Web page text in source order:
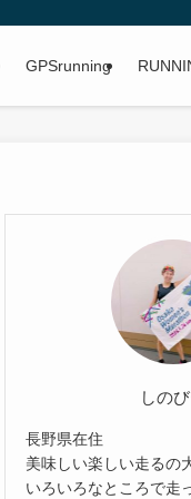
GPSrunning
しの
長野県在住
美味しい楽しい走るの
いろいろなところで走